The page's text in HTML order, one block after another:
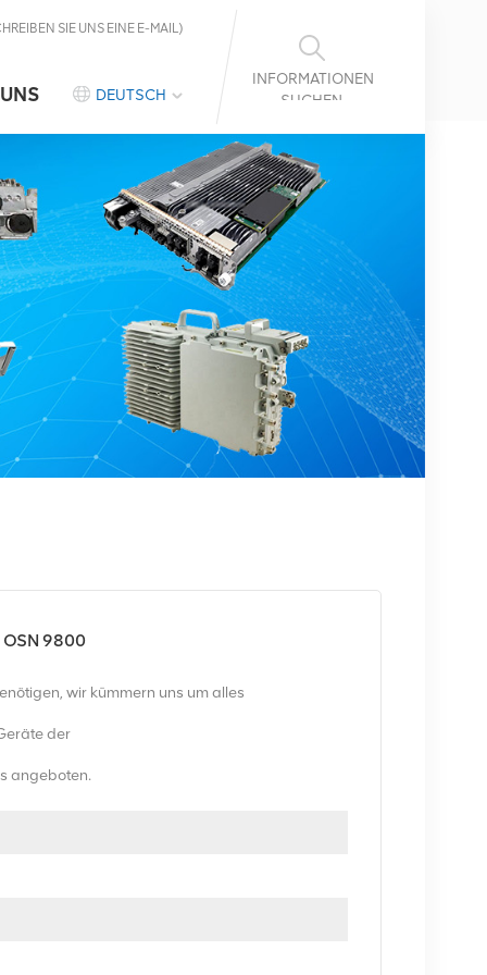
INFORMATIONEN
SUCHEN
SIE UNS EINE E-MAIL)
DEUTSCH
9800
wir kümmern uns um alles
der
angeboten.